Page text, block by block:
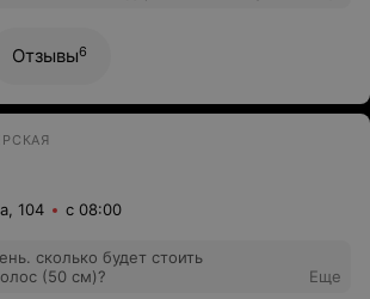
Отзывы6
104 с 08:00
сколько будет стоить
(50 см)?
Еще